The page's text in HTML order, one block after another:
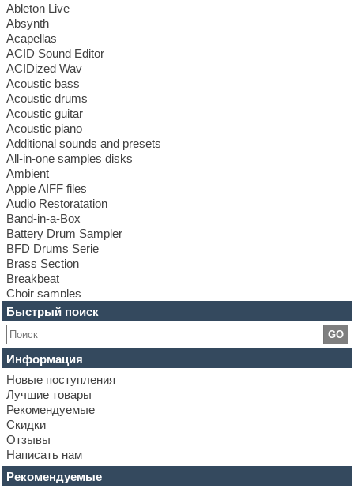
Ableton Live
Absynth
Acapellas
ACID Sound Editor
ACIDized Wav
Acoustic bass
Acoustic drums
Acoustic guitar
Acoustic piano
Additional sounds and presets
All-in-one samples disks
Ambient
Apple AIFF files
Audio Restoratation
Band-in-a-Box
Battery Drum Sampler
BFD Drums Serie
Brass Section
Breakbeat
Choir samples
Chris Hein Samples
Cinematic samples
Club bass
Club leads
Club sounds
Construction kits
Convolution
Cubase
Dance drums
Dance music production tutorials
DAW
Disco samples
DJ Software
Быстрый поиск
GO
Информация
Новые поступления
Лучшие товары
Рекомендуемые
Скидки
Отзывы
Написать нам
Рекомендуемые